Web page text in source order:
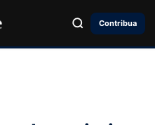
Contribua